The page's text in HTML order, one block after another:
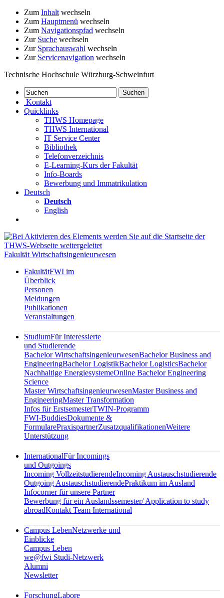
Zum Inhalt wechseln
Zum Hauptmenü wechseln
Zum Navigationspfad wechseln
Zur Suche wechseln
Zur Sprachauswahl wechseln
Zur Servicenavigation wechseln
Technische Hochschule Würzburg-Schweinfurt
Kontakt
Quicklinks
THWS Homepage
THWS International
IT Service Center
Bibliothek
Telefonverzeichnis
E-Learning-Kurs der Fakultät
Info-Boards
Bewerbung und Immatrikulation
Deutsch
Deutsch
English
Fakultät Wirtschaftsingenieurwesen
FakultätFWI im
Überblick
Personen
Meldungen
Publikationen
Veranstaltungen
StudiumFür Interessierte
und Studierende
Bachelor WirtschaftsingenieurwesenBachelor Business and
EngineeringBachelor LogistikBachelor LogisticsBachelor
Nachhaltige EnergiesystemeOnline Bachelor Engineering
Science
Master WirtschaftsingenieurwesenMaster Business and
EngineeringMaster Transformation
Infos für ErstsemesterTWIN-Programm
FWI-BuddiesDokumente &
FormularePraxispartnerZusatzqualifikationenWeitere
Unterstützung
InternationalFür Incomings
und Outgoings
Incoming VollzeitstudierendeIncoming Austauschstudierende
Outgoing AustauschstudierendePraktikum im Ausland
Infocorner für unsere Partner
Bewerbung für ein Auslandssemester/ Application to study
abroadKontakt Team International
Campus LebenNetzwerke und
Einblicke
Campus Leben
we@fwi Studi-Netzwerk
Alumni
Newsletter
ForschungLabore